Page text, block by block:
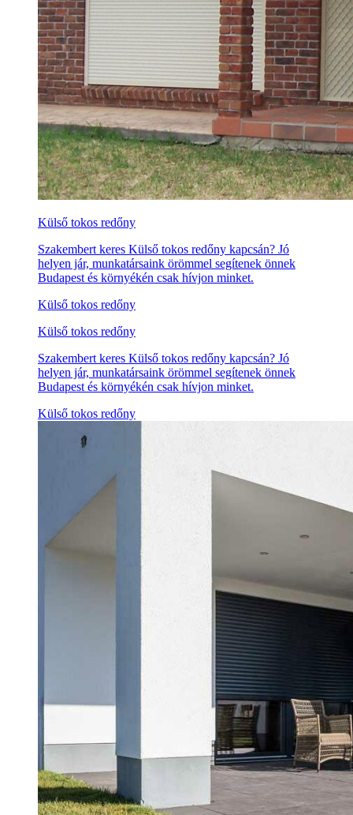
Külső tokos redőny
Szakembert keres Külső tokos redőny kapcsán? Jó
helyen jár, munkatársaink örömmel segítenek önnek
Budapest és környékén csak hívjon minket.
Külső tokos redőny
Külső tokos redőny
Szakembert keres Külső tokos redőny kapcsán? Jó
helyen jár, munkatársaink örömmel segítenek önnek
Budapest és környékén csak hívjon minket.
Külső tokos redőny